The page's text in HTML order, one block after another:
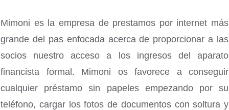
Mimoni es la empresa de prestamos por internet más
grande del pas enfocada acerca de proporcionar a las
socios nuestro acceso a los ingresos del aparato
financista formal. Mimoni os favorece a conseguir
cualquier préstamo sin papeles empezando por su
teléfono, cargar los fotos de documentos con soltura y